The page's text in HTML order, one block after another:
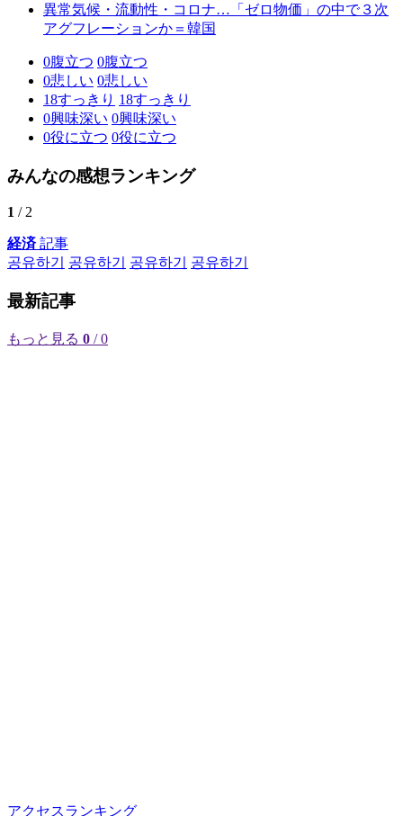
異常気候・流動性・コロナ…「ゼロ物価」の中で３次
アグフレーションか＝韓国
0腹立つ 0腹立つ
0悲しい 0悲しい
18すっきり 18すっきり
0興味深い 0興味深い
0役に立つ 0役に立つ
みんなの感想ランキング
1 / 2
経済記事
공유하기
공유하기 공유하기 공유하기
最新記事
もっと見る 0 / 0
アクセスランキング